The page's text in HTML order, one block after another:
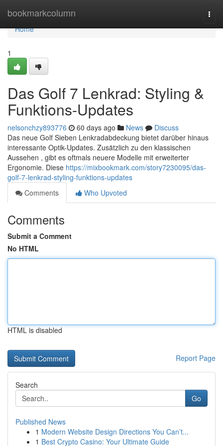
bookmarkcolumn
Home
Home
1
Das Golf 7 Lenkrad: Styling &
Funktions-Updates
nelsonchzy893776 60 days ago News
Discuss
Das neue Golf Sieben Lenkradabdeckung bietet darüber hinaus
interessante Optik-Updates. Zusätzlich zu den klassischen
Aussehen , gibt es oftmals neuere Modelle mit erweiterter
Ergonomie. Diese https://mixbookmark.com/story7230095/das-
golf-7-lenkrad-styling-funktions-updates
Comments
Who Upvoted
Comments
Submit a Comment
No HTML
HTML is disabled
Report Page
Search
Go
Published News
1 Modern Website Design Directions You Can’t...
1 Best Crypto Casino: Your Ultimate Guide